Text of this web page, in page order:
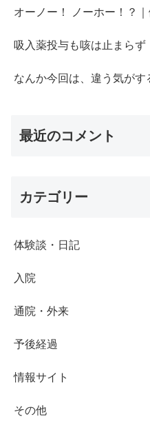
オーノー！ ノーホー！？
吸入薬投与も咳は止まらず
なんか今回は、違う気がす
最近のコメント
カテゴリー
体験談・日記
入院
通院・外来
予後経過
情報サイト
その他